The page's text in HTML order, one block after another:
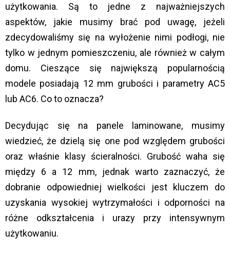
użytkowania. Są to jedne z najważniejszych
aspektów, jakie musimy brać pod uwagę, jeżeli
zdecydowaliśmy się na wyłożenie nimi podłogi, nie
tylko w jednym pomieszczeniu, ale również w całym
domu. Cieszące się największą popularnością
modele posiadają 12 mm grubości i parametry AC5
lub AC6. Co to oznacza?
Decydując się na panele laminowane, musimy
wiedzieć, że dzielą się one pod względem grubości
oraz właśnie klasy ścieralności. Grubość waha się
między 6 a 12 mm, jednak warto zaznaczyć, że
dobranie odpowiedniej wielkości jest kluczem do
uzyskania wysokiej wytrzymałości i odporności na
różne odkształcenia i urazy przy intensywnym
użytkowaniu.